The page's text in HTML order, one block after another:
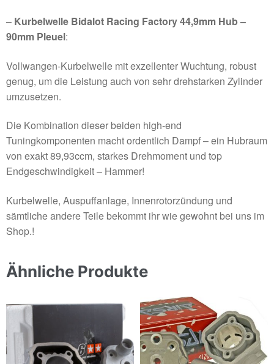
– Kurbelwelle Bidalot Racing Factory 44,9mm Hub –
90mm Pleuel:
Vollwangen-Kurbelwelle mit exzellenter Wuchtung, robust
genug, um die Leistung auch von sehr drehstarken Zylinder
umzusetzen.
Die Kombination dieser beiden high-end
Tuningkomponenten macht ordentlich Dampf – ein Hubraum
von exakt 89,93ccm, starkes Drehmoment und top
Endgeschwindigkeit – Hammer!
Kurbelwelle, Auspuffanlage, Innenrotorzündung und
sämtliche andere Teile bekommt ihr wie gewohnt bei uns im
Shop.!
Ähnliche Produkte